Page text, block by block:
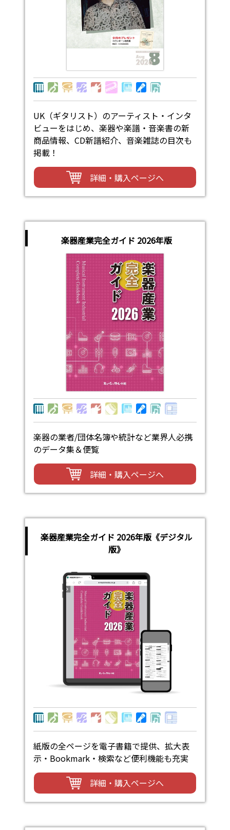
UK（ギタリスト）のアーティスト・インタ
ビューをはじめ、楽器や楽譜・音楽書の新
商品情報、CD新譜紹介、音楽雑誌の目次も
掲載！
詳細・購入ページへ
楽器産業完全ガイド 2026年版
楽器の業者/団体名簿や統計など業界人必携
のデータ集＆便覧
詳細・購入ページへ
楽器産業完全ガイド 2026年版《デジタル
版》
紙版の全ページを電子書籍で提供、拡大表
示・Bookmark・検索など便利機能も充実
詳細・購入ページへ